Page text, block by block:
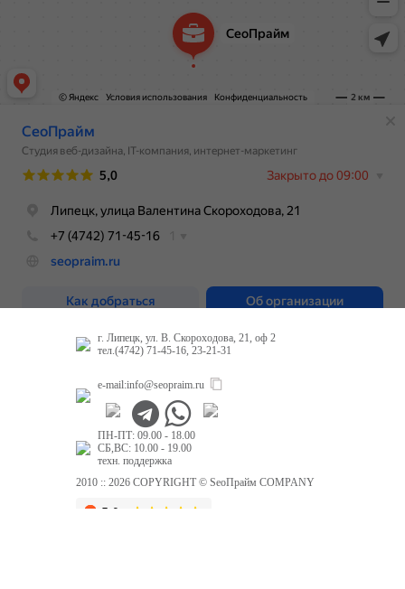
г. Липецк, ул. В. Скороходова, 21, оф 2
тел.(4742) 71-45-16, 23-21-31
e-mail:info@seopraim.ru
ПН-ПТ: 09.00 - 18.00
СБ,ВС: 10.00 - 19.00
техн. поддержка
2010 :: 2026 COPYRIGHT © SeoПрайм COMPANY